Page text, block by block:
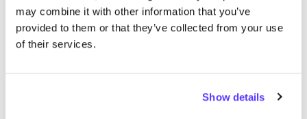
may combine it with other information that you’ve
provided to them or that they’ve collected from your use
of their services.
Show details